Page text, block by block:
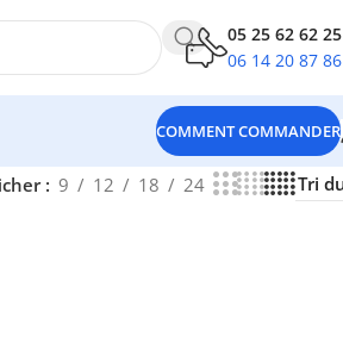
05 25 62 62 25
06 14 20 87 86
COMMENT COMMANDER
9 12 18 24